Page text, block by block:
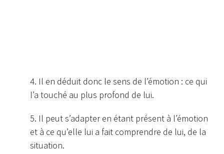
4. Il en déduit donc le sens de l’émotion : ce qui
l’a touché au plus profond de lui.
5. Il peut s’adapter en étant présent à l’émotion
et à ce qu’elle lui a fait comprendre de lui, de la
situation.